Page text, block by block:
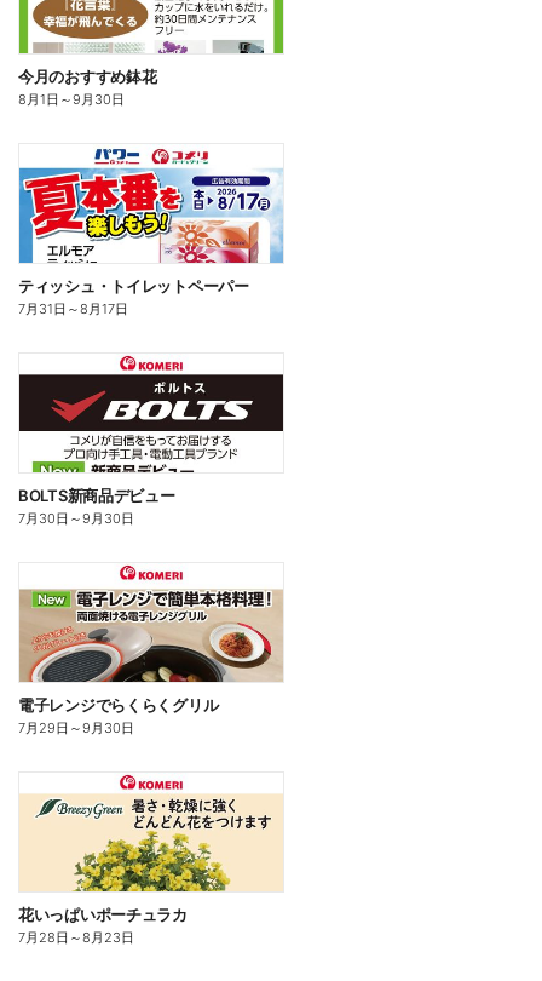
今月のおすすめ鉢花
8月1日 ～9月30日
ティッシュ・トイレットペーパー
7月31日 ～8月17日
BOLTS新商品デビュー
7月30日 ～9月30日
電子レンジでらくらくグリル
7月29日 ～9月30日
花いっぱいポーチュラカ
7月28日 ～8月23日